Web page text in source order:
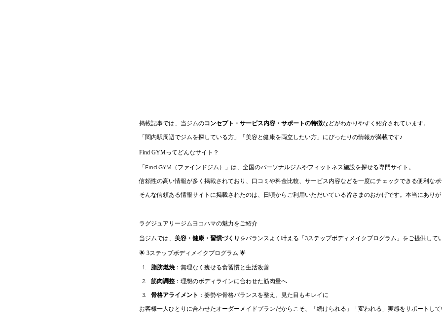
掲載記事では、当ジムのコンセプト・サービス内容・サポートの特徴などがわかりやすく紹介されています。
「関内駅周辺でジムを探している方」「美容と健康を両立したい方」にぴったりの情報が満載です♪
Find GYMってどんなサイト？
「Find GYM（ファインドジム）」は、全国のパーソナルジムやフィットネス施設を探せる専門サイト。
信頼性の高い情報が多く掲載されており、口コミや料金比較、サービス内容などを一度にチェックできる便利なポ
そんな信頼ある情報サイトに掲載されたのは、日頃からご利用いただいている皆さまのおかげです。本当にありが
ラグジュアリージムヨコハマの魅力をご紹介
当ジムでは、 美容・健康・習慣づくり をバランスよく叶える「3ステップボディメイクプログラム」をご提供して
🌟 3ステップボディメイクプログラム 🌟
脂肪燃焼：無理なく痩せる食習慣と生活改善
筋肉調整 ：理想のボディラインに合わせた筋肉量へ
骨格アライメント ：姿勢や骨格バランスを整え、見た目もキレイに
お客様一人ひとりに合わせたオーダーメイドプランだからこそ、「続けられる」「変われる」実感をサポートして